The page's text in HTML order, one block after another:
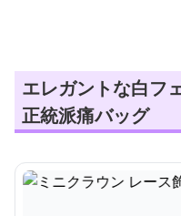
エレガントな白フ
正統派痛バッグ